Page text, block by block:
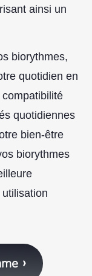
ainsi un
biorythmes,
quotidien en
quotidiennes
bien-être
biorythmes